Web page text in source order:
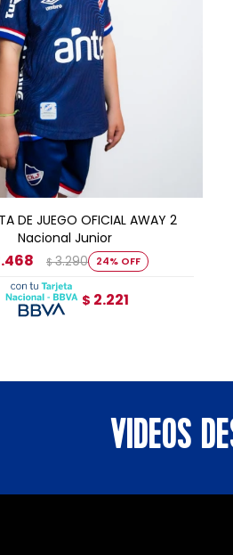
DE JUEGO OFICIAL AWAY 2
Nacional Junior
$ 3.290 24
$ 2.221
AGREGAR AL CARRITO
VIDEOS